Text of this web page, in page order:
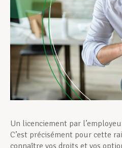
Devenir Membre
Actualités
Un licenciement par
C’est précisément pour cette
connaître vos droits et vos